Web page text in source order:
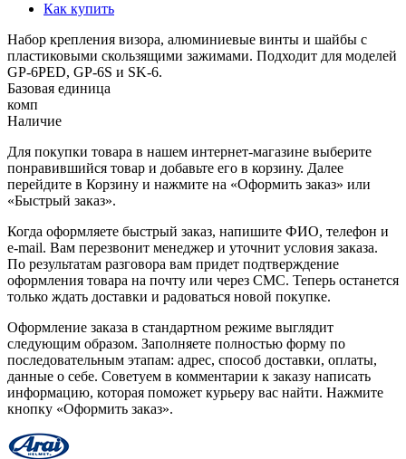
Как купить
Набор крепления визора, алюминиевые винты и шайбы с
пластиковыми скользящими зажимами. Подходит для моделей
GP-6PED, GP-6S и SK-6.
Базовая единица
комп
Наличие
Для покупки товара в нашем интернет-магазине выберите
понравившийся товар и добавьте его в корзину. Далее
перейдите в Корзину и нажмите на «Оформить заказ» или
«Быстрый заказ».
Когда оформляете быстрый заказ, напишите ФИО, телефон и
e-mail. Вам перезвонит менеджер и уточнит условия заказа.
По результатам разговора вам придет подтверждение
оформления товара на почту или через СМС. Теперь останется
только ждать доставки и радоваться новой покупке.
Оформление заказа в стандартном режиме выглядит
следующим образом. Заполняете полностью форму по
последовательным этапам: адрес, способ доставки, оплаты,
данные о себе. Советуем в комментарии к заказу написать
информацию, которая поможет курьеру вас найти. Нажмите
кнопку «Оформить заказ».